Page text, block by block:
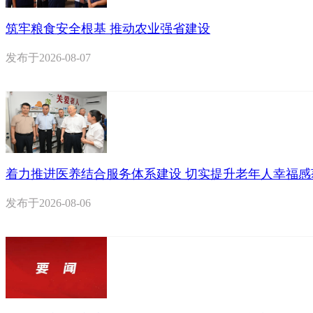
筑牢粮食安全根基 推动农业强省建设
发布于2026-08-07
着力推进医养结合服务体系建设 切实提升老年人幸福
发布于2026-08-06